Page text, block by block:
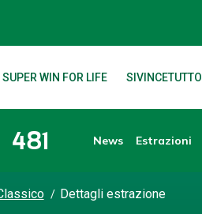
SUPER WIN FOR LIFE SIVINCETUTTO
481 News Estrazioni
Dettagli estrazione